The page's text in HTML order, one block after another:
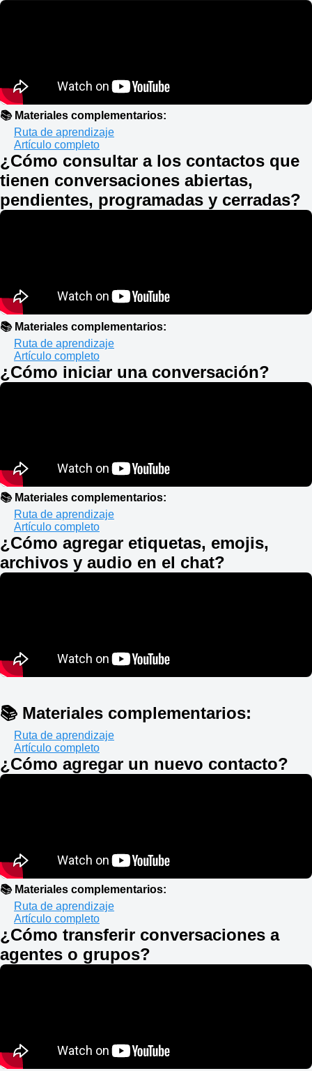
📚 Materiales complementarios:
Ruta de aprendizaje
Artículo completo
¿Cómo consultar a los contactos que
tienen conversaciones abiertas,
pendientes, programadas y cerradas?
📚 Materiales complementarios:
Ruta de aprendizaje
Artículo completo
¿Cómo iniciar una conversación?
📚 Materiales complementarios:
Ruta de aprendizaje
Artículo completo
¿Cómo agregar etiquetas, emojis,
archivos y audio en el chat?
📚 Materiales complementarios:
Ruta de aprendizaje
Artículo completo
¿Cómo agregar un nuevo contacto?
📚 Materiales complementarios:
Ruta de aprendizaje
Artículo completo
¿Cómo transferir conversaciones a
agentes o grupos?